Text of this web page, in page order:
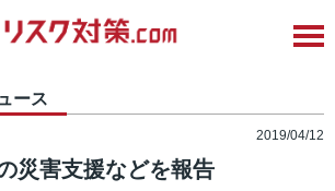
ース
2019/04/12
災害支援などを報告